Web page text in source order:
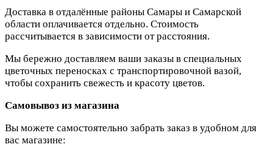
Доставка в отдалённые районы Самары и Самарской
области оплачивается отдельно. Стоимость
рассчитывается в зависимости от расстояния.
Мы бережно доставляем ваши заказы в специальных
цветочных переносках с транспортировочной вазой,
чтобы сохранить свежесть и красоту цветов.
Самовывоз из магазина
Вы можете самостоятельно забрать заказ в удобном для
вас магазине: